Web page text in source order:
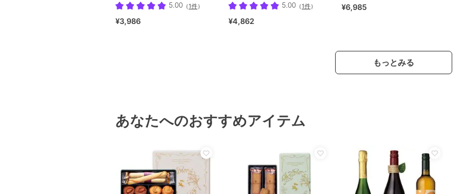
5.00 （1件）
¥3,986
5.00 （1件）
¥4,862
¥6,985
もっとみる
あなたへのおすすめアイテム